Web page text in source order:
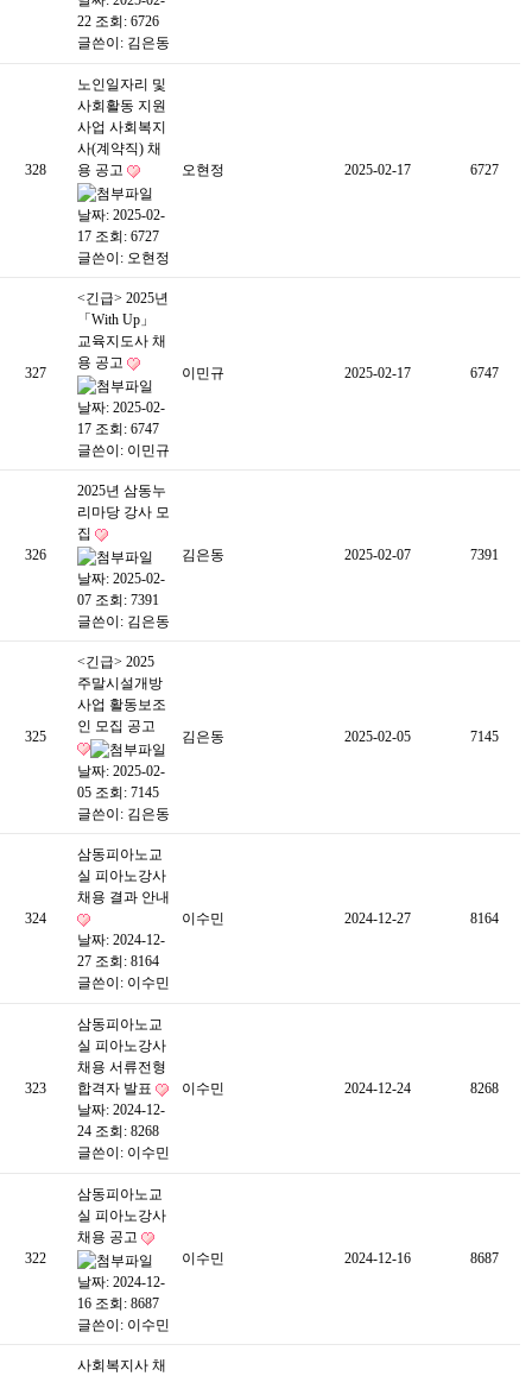
22 조회: 6726
글쓴이: 김은동
328
노인일자리 및
사회활동 지원
사업 사회복지
사(계약직) 채
용 공고
날짜: 2025-02-
17 조회: 6727
글쓴이: 오현정
오현정 2025-02-17 6727
327
<긴급> 2025년
「With Up」
교육지도사 채
용 공고
날짜: 2025-02-
17 조회: 6747
글쓴이: 이민규
이민규 2025-02-17 6747
326
2025년 삼동누
리마당 강사 모
집
날짜: 2025-02-
07 조회: 7391
글쓴이: 김은동
김은동 2025-02-07 7391
325
<긴급> 2025
주말시설개방
사업 활동보조
인 모집 공고
날짜: 2025-02-
05 조회: 7145
글쓴이: 김은동
김은동 2025-02-05 7145
324
삼동피아노교
실 피아노강사
채용 결과 안내
날짜: 2024-12-
27 조회: 8164
글쓴이: 이수민
이수민 2024-12-27 8164
323
삼동피아노교
실 피아노강사
채용 서류전형
합격자 발표
날짜: 2024-12-
24 조회: 8268
글쓴이: 이수민
이수민 2024-12-24 8268
322
삼동피아노교
실 피아노강사
채용 공고
날짜: 2024-12-
16 조회: 8687
글쓴이: 이수민
이수민 2024-12-16 8687
사회복지사 채